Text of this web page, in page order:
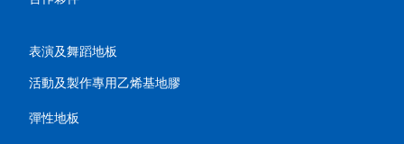
表演及舞蹈地板
活動及製作專用乙烯基地膠
彈性地板